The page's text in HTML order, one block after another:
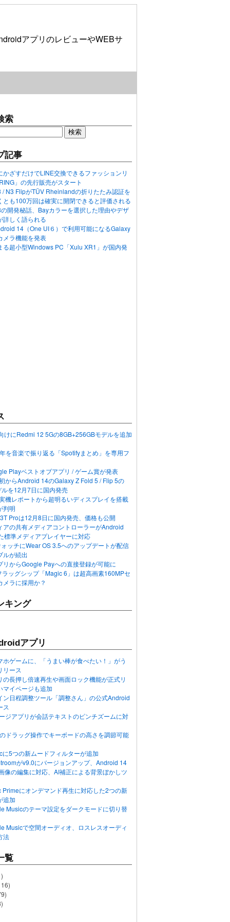
アプリのレビューやWEBサ
索
記事
かざすだけでLINE交換できるファッションリ
」の先行販売がスタート
/ N3 FlipがTÜV Rheinlandの折りたたみ認証を
とも100万回は確実に開閉できると評価される
開発秘話、Bayカラーを選択した理由やデザ
詳しく語られる
14（One UI６）で利用可能になるGalaxy
メラ機能を発表
る超小型Windows PC「Xulu XR1」が国内発
けにRedmi 12 5Gの8GB+256GBモデルを追加
を音楽で振り返る「Spotifyまとめ」を専用フ
Playベストオブアプリ / ゲーム賞が発表
からAndroid 14のGalaxy Z Fold 5 / Flip 5の
を12月7日に国内発売
機レポートから超明るいディスプレイを搭載
判明
Proは12月8日に国内発売、価格も公開
アの共有メディアコントローラーがAndroid
標準メディアプレイヤーに対応
ッチにWear OS 3.5へのアップデートが配信
ルが続出
リからGoogle Payへの直接登録が可能に
ッグシップ「Magic 6」は超高画素160MPセ
メラに採用か？
キング
アプリ
ホゲームに、「うまい棒が食べたい！」がう
リース
の長押し倍速再生や画面ロック機能が正式リ
マイページも追加
ン日程調整ツール「調整さん」の公式Android
ス
ジアプリが会話テキストのピンチズームに対
ドラッグ操作でキーボードの高さを調節可能
に5つの新ムードフィルターが追加
がv9.0にバージョンアップ、Android 14
像の編集に対応、AI補正による背景ぼかしツ
Primeにオンデマンド再生に対応した2つの新
追加
Musicのテーマ設定をダークモードに切り替
Musicで空間オーディオ、ロスレスオーディ
法
覧